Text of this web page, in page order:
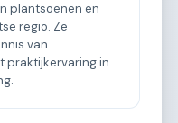
plantsoenen en
regio. Ze
van
praktijkervaring in